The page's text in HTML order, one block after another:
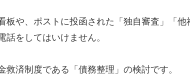
板や、ポストに投函された「独自審査」「他
をしてはいけません。
済制度である「債務整理」の検討です。